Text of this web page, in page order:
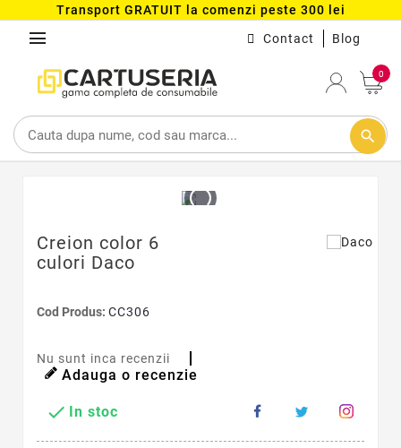
Transport GRATUIT la comenzi peste 300 lei
menu Contact Blog
0
search
Creion color 6
culori Daco
Cod Produs: CC306
Nu sunt inca recenzii
Adauga o recenzie
 In stoc